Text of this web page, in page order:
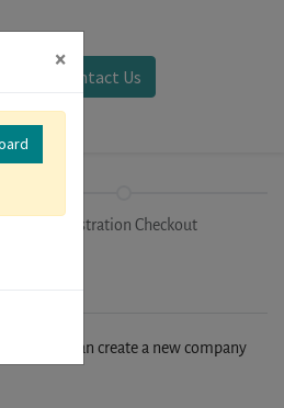
Contact Us
Registration Checkout
you can create a new company
×